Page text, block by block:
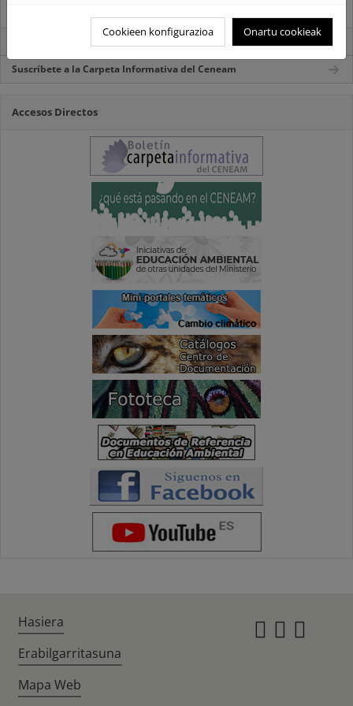
Suscríbete a la Carpeta Informativa del Ceneam
Accesos Directos
Cookieen konfigurazioa Onartu cookieak
Hasiera
Erabilgarritasuna
Mapa Web